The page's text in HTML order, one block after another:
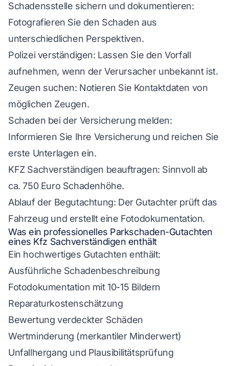
Schadensstelle sichern und dokumentieren:
Fotografieren Sie den Schaden aus
unterschiedlichen Perspektiven.
Polizei verständigen: Lassen Sie den Vorfall
aufnehmen, wenn der Verursacher unbekannt ist.
Zeugen suchen: Notieren Sie Kontaktdaten von
möglichen Zeugen.
Schaden bei der Versicherung melden:
Informieren Sie Ihre Versicherung und reichen Sie
erste Unterlagen ein.
KFZ Sachverständigen beauftragen: Sinnvoll ab
ca. 750 Euro Schadenhöhe.
Ablauf der Begutachtung: Der Gutachter prüft das
Fahrzeug und erstellt eine Fotodokumentation.
Was ein professionelles Parkschaden-Gutachten
eines Kfz Sachverständigen enthält
Ein hochwertiges Gutachten enthält:
Ausführliche Schadenbeschreibung
Fotodokumentation mit 10-15 Bildern
Reparaturkostenschätzung
Bewertung verdeckter Schäden
Wertminderung (merkantiler Minderwert)
Unfallhergang und Plausibilitätsprüfung